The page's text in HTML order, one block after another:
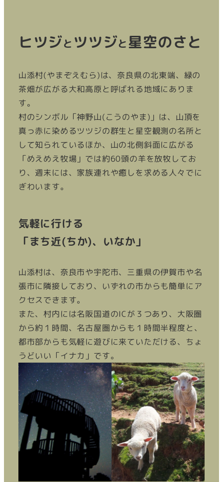
ヒツジと ツツジと 星空のさと
山添村(やまぞえむら)は、奈良県の北東端、緑の
茶畑が広がる大和高原と呼ばれる地域にありま
す。
村のシンボル「神野山(こうのやま)」は、山頂を
真っ赤に染めるツツジの群生と星空観測の名所と
して知られているほか、山の北側斜面に広がる
「めえめえ牧場」では約60頭の羊を放牧してお
り、週末には、家族連れや癒しを求める人々でに
ぎわいます。
気軽に行ける
「まち近(ちか)、いなか」
山添村は、奈良市や宇陀市、三重県の伊賀市や名
張市に隣接しており、いずれの市からも簡単にア
クセスできます。
また、村内には名阪国道のICが３つあり、大阪圏
から約１時間、名古屋圏からも１時間半程度と、
都市部からも気軽に遊びに来ていただける、ちょ
うどいい「イナカ」です。